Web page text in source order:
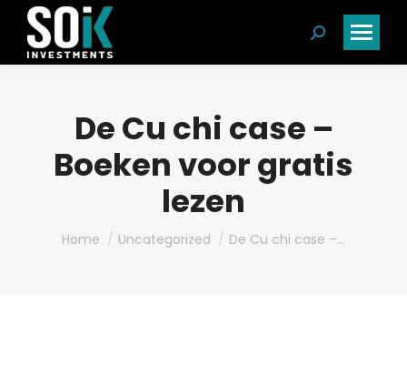
Search:
De Cu chi case –
Boeken voor gratis
lezen
You are here:
Home Uncategorized De Cu chi case –…